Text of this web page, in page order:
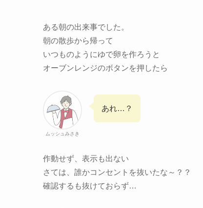
ある朝の出来事でした。
朝の散歩から帰って
いつものようにゆで卵を作ろうと
オーブンレンジのボタンを押したら
ムッシュみさき
あれ…？
作動せず、表示も出ない
さては、誰かコンセントを抜いたな～？？
確認するも抜けておらず…